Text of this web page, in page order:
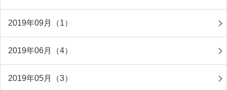
2019年09月（1）
2019年06月（4）
2019年05月（3）